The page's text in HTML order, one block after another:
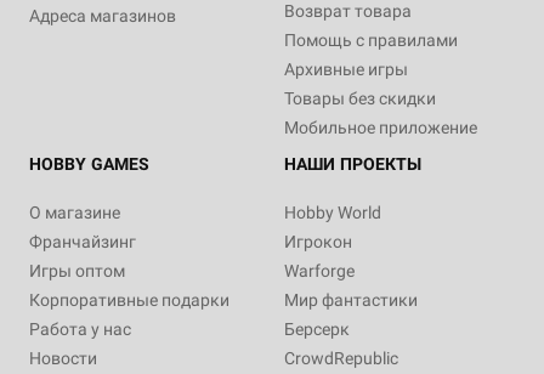
Адреса магазинов
Возврат товара
Помощь с правилами
Архивные игры
Товары без скидки
Мобильное приложение
HOBBY GAMES
О магазине
Франчайзинг
Игры оптом
Корпоративные подарки
Работа у нас
Новости
НАШИ ПРОЕКТЫ
Hobby World
Игрокон
Warforge
Мир фантастики
Берсерк
CrowdRepublic